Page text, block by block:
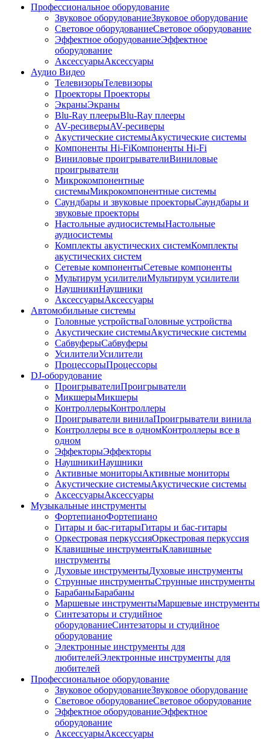
Профессиональное оборудование
Звуковое оборудованиеЗвуковое оборудование
Световое оборудованиеСветовое оборудование
Эффектное оборудованиеЭффектное
оборудование
АксессуарыАксессуары
Аудио Видео
ТелевизорыТелевизоры
Проекторы Проекторы
ЭкраныЭкраны
Blu-Ray плеерыBlu-Ray плееры
AV-ресиверыAV-ресиверы
Акустические системыАкустические системы
Компоненты Hi-FiКомпоненты Hi-Fi
Виниловые проигрывателиВиниловые
проигрыватели
Микрокомпонентные
системыМикрокомпонентные системы
Саундбары и звуковые проекторыСаундбары и
звуковые проекторы
Настольные аудиосистемыНастольные
аудиосистемы
Комплекты акустических системКомплекты
акустических систем
Сетевые компонентыСетевые компоненты
Мультирум усилителиМультирум усилители
НаушникиНаушники
АксессуарыАксессуары
Автомобильные системы
Головные устройстваГоловные устройства
Акустические системыАкустические системы
СабвуферыСабвуферы
УсилителиУсилители
ПроцессорыПроцессоры
DJ-оборудование
ПроигрывателиПроигрыватели
МикшерыМикшеры
КонтроллерыКонтроллеры
Проигрыватели винилаПроигрыватели винила
Контроллеры все в одномКонтроллеры все в
одном
ЭффекторыЭффекторы
НаушникиНаушники
Активные мониторыАктивные мониторы
Акустические системыАкустические системы
АксессуарыАксессуары
Музыкальные инструменты
ФортепианоФортепиано
Гитары и бас-гитарыГитары и бас-гитары
Оркестровая перкуссияОркестровая перкуссия
Клавишные инструментыКлавишные
инструменты
Духовые инструментыДуховые инструменты
Струнные инструментыСтрунные инструменты
БарабаныБарабаны
Маршевые инструментыМаршевые инструменты
Синтезаторы и студийное
оборудованиеСинтезаторы и студийное
оборудование
Электронные инструменты для
любителейЭлектронные инструменты для
любителей
Профессиональное оборудование
Звуковое оборудованиеЗвуковое оборудование
Световое оборудованиеСветовое оборудование
Эффектное оборудованиеЭффектное
оборудование
АксессуарыАксессуары